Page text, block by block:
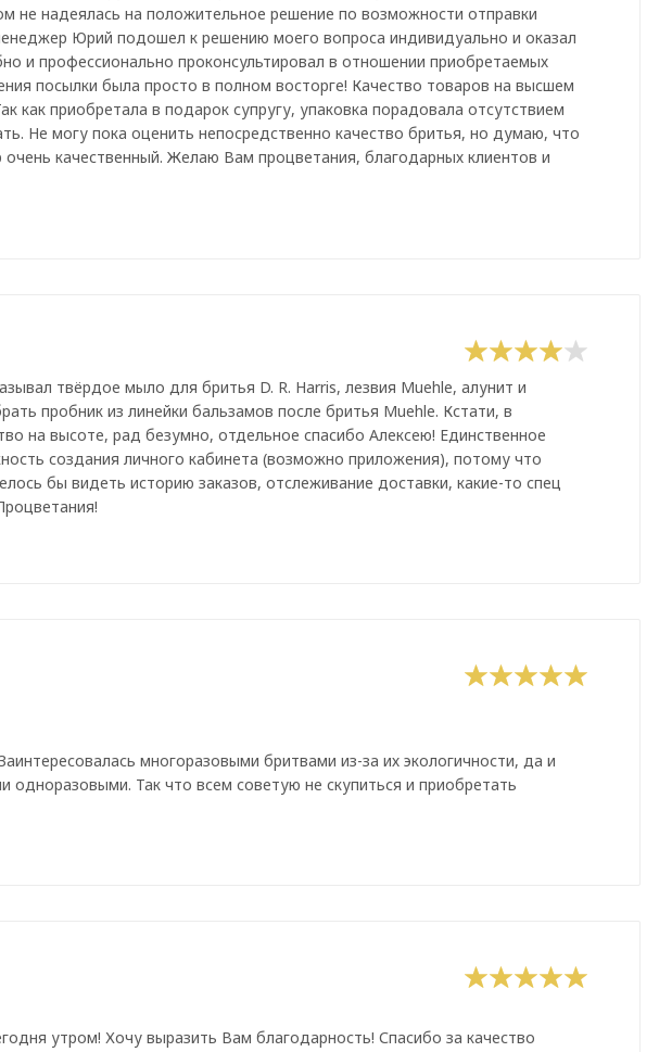
не надеялась на положительное решение по возможности отправки
Юрий подошел к решению моего вопроса индивидуально и оказал
и профессионально проконсультировал в отношении приобретаемых
посылки была просто в полном восторге! Качество товаров на высшем
как приобретала в подарок супругу, упаковка порадовала отсутствием
Не могу пока оценить непосредственно качество бритья, но думаю, что
очень качественный. Желаю Вам процветания, благодарных клиентов и
твёрдое мыло для бритья D. R. Harris, лезвия Muehle, алунит и
пробник из линейки бальзамов после бритья Muehle. Кстати, в
на высоте, рад безумно, отдельное спасибо Алексею! Единственное
создания личного кабинета (возможно приложения), потому что
бы видеть историю заказов, отслеживание доставки, какие-то спец
многоразовыми бритвами из-за их экологичности, да и
Так что всем советую не скупиться и приобретать
утром! Хочу выразить Вам благодарность! Спасибо за качество